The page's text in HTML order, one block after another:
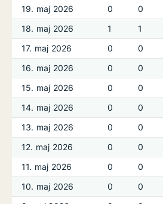
19. maj 2026
0 0
18. maj 2026
1 1
17. maj 2026
0 0
16. maj 2026
0 0
15. maj 2026
0 0
14. maj 2026
0 0
13. maj 2026
0 0
12. maj 2026
0 0
11. maj 2026
0 0
10. maj 2026
0 0